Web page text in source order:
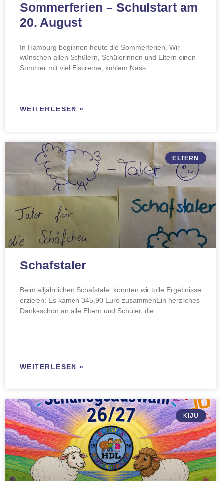
Sommerferien – Schulstart am
20. August
In Hamburg beginnen heute die Sommerferien. Wir
wünschen allen Schülern, Schülerinnen und Eltern einen
Sommer mit viel Eiscreme, kühlem Nass
WEITERLESEN »
ELTERN
Schafstaler
Beim alljährlichen Schafstaler konnten wir tolle Ergebnisse
erzielen: Es kamen 345,90 Euro zusammenEin herzliches
Dankeschön an alle Eltern und Schüler, die
WEITERLESEN »
KIJU